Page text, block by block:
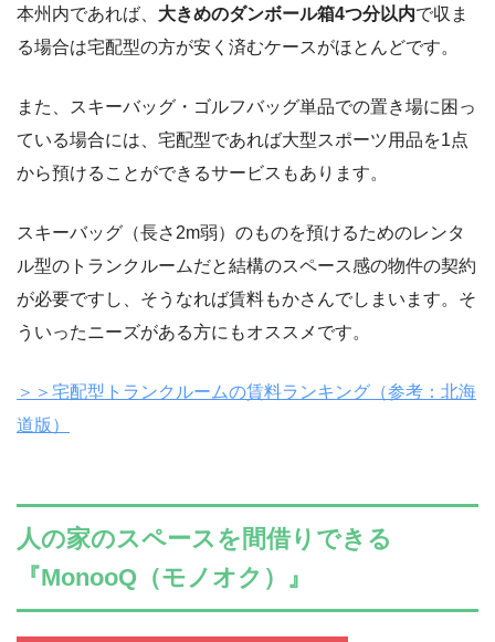
本州内であれば、 大きめのダンボール箱4つ分以内で収ま
る場合は宅配型の方が安く済むケースがほとんどです。
また、スキーバッグ・ゴルフバッグ単品での置き場に困っ
ている場合には、宅配型であれば大型スポーツ用品を1点
から預けることができるサービスもあります。
スキーバッグ（長さ2m弱）のものを預けるためのレンタ
ル型のトランクルームだと結構のスペース感の物件の契約
が必要ですし、そうなれば賃料もかさんでしまいます。そ
ういったニーズがある方にもオススメです。
＞＞宅配型トランクルームの賃料ランキング（参考：北海
道版）
人の家のスペースを間借りできる
『MonooQ（モノオク）』